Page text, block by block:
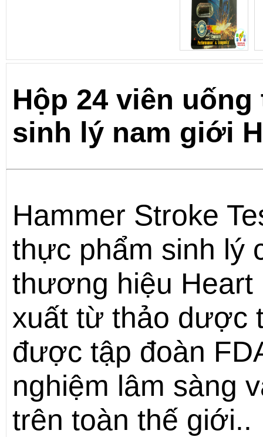
Hộp 24 viên
sinh lý nam giới
Hammer Stroke
thực phẩm sinh lý
thương hiệu
xuất từ thảo dược
được tập đoàn
nghiệm lâm sàng
trên toàn thế giới..